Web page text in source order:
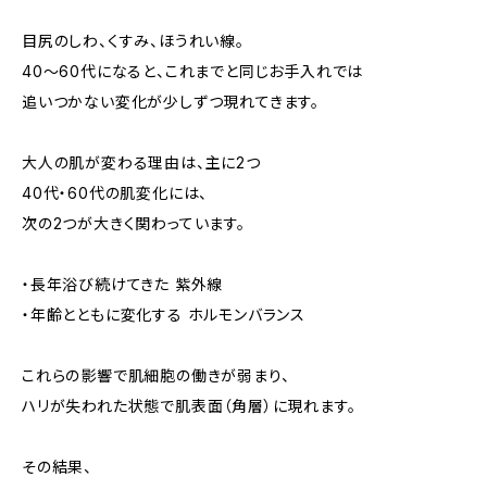
目尻のしわ、くすみ、ほうれい線。
40〜60代になると、これまでと同じお手入れでは
追いつかない変化が少しずつ現れてきます。
大人の肌が変わる理由は、主に2つ
40代・60代の肌変化には、
次の2つが大きく関わっています。
・長年浴び続けてきた 紫外線
・年齢とともに変化する ホルモンバランス
これらの影響で肌細胞の働きが弱まり、
ハリが失われた状態で肌表面（角層）に現れます。
その結果、